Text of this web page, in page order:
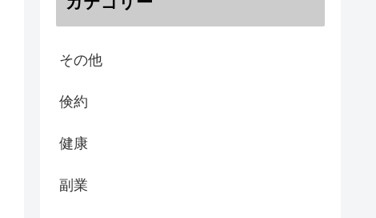
その他
倹約
健康
副業